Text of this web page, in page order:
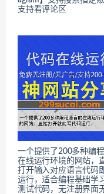
支持看评论区
一个提供了200多种编
在线运行环境的网站，
打开输入对应语言代码
运行，适合编程基础学
测试代码，无注册界面